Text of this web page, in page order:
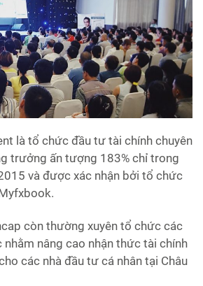
là tổ chức đầu tư tài chính chuyên
trưởng ấn tượng 183% chỉ trong
và được xác nhận bởi tổ chức
còn thường xuyên tổ chức các
nâng cao nhận thức tài chính
các nhà đầu tư cá nhân tại Châu